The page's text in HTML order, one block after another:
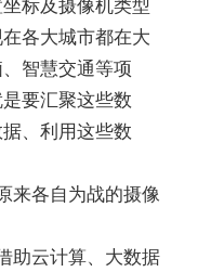
各大城市都在大
智慧交通等项
要汇聚这些数
、利用这些数
来各自为战的摄像
助云计算、大数据